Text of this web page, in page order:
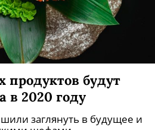
продуктов будут
в 2020 году
заглянуть в будущее и